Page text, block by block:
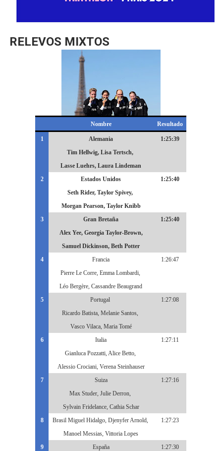
RELEVOS MIXTOS
Nombre Resultado
1
Alemania
Tim Hellwig, Lisa Tertsch,
Lasse Luehrs, Laura Lindeman
1:25:39
2
Estados Unidos
Seth Rider, Taylor Spivey,
Morgan Pearson, Taylor Knibb
1:25:40
3
Gran Bretaña
Alex Yee, Georgia Taylor-Brown,
Samuel Dickinson, Beth Potter
1:25:40
4
Francia
Pierre Le Corre, Emma Lombardi,
Léo Bergère, Cassandre Beaugrand
1:26:47
5
Portugal
Ricardo Batista, Melanie Santos,
Vasco Vilaca, Maria Tomé
1:27:08
6
Italia
Gianluca Pozzatti, Alice Betto,
Alessio Crociani, Verena Steinhauser
1:27:11
7
Suiza
Max Studer, Julie Derron,
Sylvain Fridelance, Cathia Schar
1:27:16
8
Brasil Miguel Hidalgo, Djenyfer Arnold,
Manoel Messias, Vittoria Lopes
1:27:23
9 España 1:27:30